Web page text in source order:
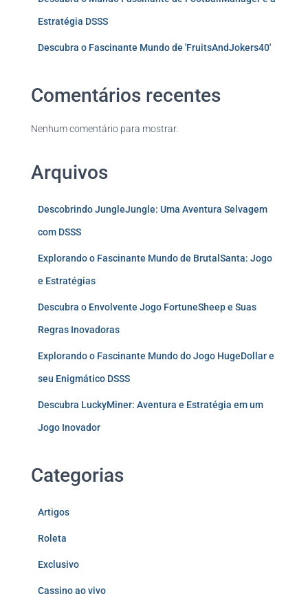
Estratégia DSSS
Descubra o Fascinante Mundo de 'FruitsAndJokers40'
Comentários recentes
Nenhum comentário para mostrar.
Arquivos
Descobrindo JungleJungle: Uma Aventura Selvagem
com DSSS
Explorando o Fascinante Mundo de BrutalSanta: Jogo
e Estratégias
Descubra o Envolvente Jogo FortuneSheep e Suas
Regras Inovadoras
Explorando o Fascinante Mundo do Jogo HugeDollar e
seu Enigmático DSSS
Descubra LuckyMiner: Aventura e Estratégia em um
Jogo Inovador
Categorias
Artigos
Roleta
Exclusivo
Cassino ao vivo